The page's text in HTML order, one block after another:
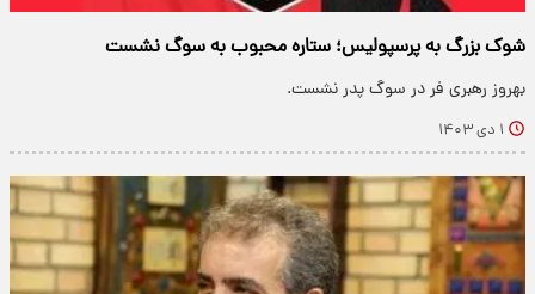
شوک بزرگ به پرسپولیس؛ ستاره محبوب به سوگ نشست
بهروز رهبری فر در سوگ پدر نشست.
۱ دی ۱۴۰۳